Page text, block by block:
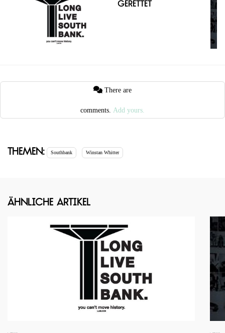
gerettet
comments. Add yours.
Themen: Southbank Winstan Whitter
Ähnliche Artikel